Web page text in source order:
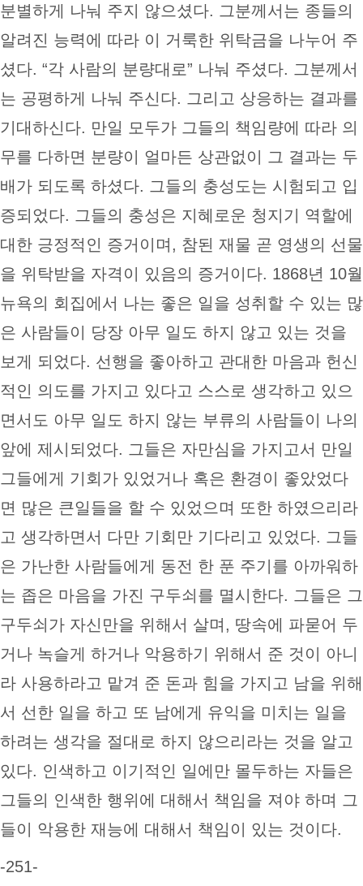
분별하게 나눠 주지 않으셨다. 그분께서는 종들의
알려진 능력에 따라 이 거룩한 위탁금을 나누어 주
셨다. “각 사람의 분량대로” 나눠 주셨다. 그분께서
는 공평하게 나눠 주신다. 그리고 상응하는 결과를
기대하신다. 만일 모두가 그들의 책임량에 따라 의
무를 다하면 분량이 얼마든 상관없이 그 결과는 두
배가 되도록 하셨다. 그들의 충성도는 시험되고 입
증되었다. 그들의 충성은 지혜로운 청지기 역할에
대한 긍정적인 증거이며, 참된 재물 곧 영생의 선물
을 위탁받을 자격이 있음의 증거이다. 1868년 10월
뉴욕의 회집에서 나는 좋은 일을 성취할 수 있는 많
은 사람들이 당장 아무 일도 하지 않고 있는 것을
보게 되었다. 선행을 좋아하고 관대한 마음과 헌신
적인 의도를 가지고 있다고 스스로 생각하고 있으
면서도 아무 일도 하지 않는 부류의 사람들이 나의
앞에 제시되었다. 그들은 자만심을 가지고서 만일
그들에게 기회가 있었거나 혹은 환경이 좋았었다
면 많은 큰일들을 할 수 있었으며 또한 하였으리라
고 생각하면서 다만 기회만 기다리고 있었다. 그들
은 가난한 사람들에게 동전 한 푼 주기를 아까워하
는 좁은 마음을 가진 구두쇠를 멸시한다. 그들은 그
구두쇠가 자신만을 위해서 살며, 땅속에 파묻어 두
거나 녹슬게 하거나 악용하기 위해서 준 것이 아니
라 사용하라고 맡겨 준 돈과 힘을 가지고 남을 위해
서 선한 일을 하고 또 남에게 유익을 미치는 일을
하려는 생각을 절대로 하지 않으리라는 것을 알고
있다. 인색하고 이기적인 일에만 몰두하는 자들은
그들의 인색한 행위에 대해서 책임을 져야 하며 그
들이 악용한 재능에 대해서 책임이 있는 것이다.
-251-